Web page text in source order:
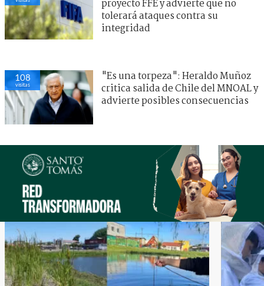
proyecto FFE y advierte que no
tolerará ataques contra su
integridad
108
visitas
"Es una torpeza": Heraldo Muñoz
critica salida de Chile del MNOAL y
advierte posibles consecuencias